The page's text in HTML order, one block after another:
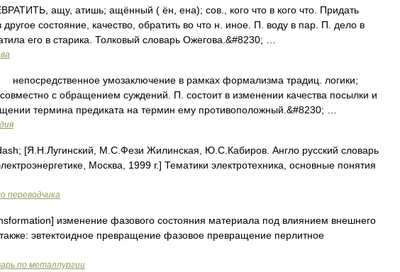
ащу, атишь; ащённый ( ён, ена); сов., кого что в кого что. Придать
другое состояние, качество, обратить во что н. иное. П. воду в пар. П. дело в
его в старика. Толковый словарь Ожегова.&#8230; …
умозаключение в рамках формализма традиц. логики;
с обращением суждений. П. состоит в изменении качества посылки и
термина предиката на термин ему противоположный.&#8230; …
[Я.Н.Лугинский, М.С.Фези Жилинская, Ю.С.Кабиров. Англо русский словарь
Москва, 1999 г.] Тематики электротехника, основные понятия
переводчика
изменение фазового состояния материала под влиянием внешнего
эвтектоидное превращение фазовое превращение перлитное
по металлургии